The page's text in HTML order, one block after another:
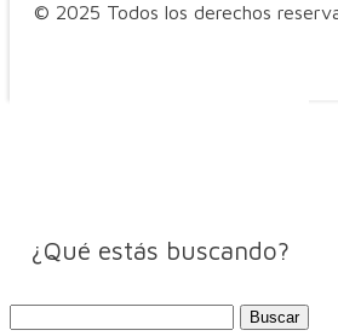
© 2025 Todos los derechos
¿Qué estás buscando?